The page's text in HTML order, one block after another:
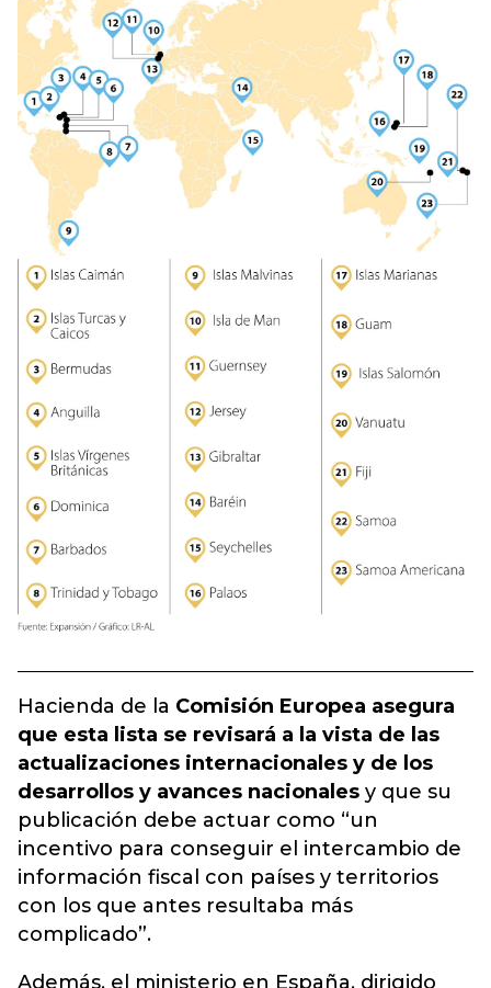
Hacienda de la Comisión Europea asegura
que esta lista se revisará a la vista de las
actualizaciones internacionales y de los
desarrollos y avances nacionales y que su
publicación debe actuar como “un
incentivo para conseguir el intercambio de
información fiscal con países y territorios
con los que antes resultaba más
complicado”.
Además, el ministerio en España, dirigido